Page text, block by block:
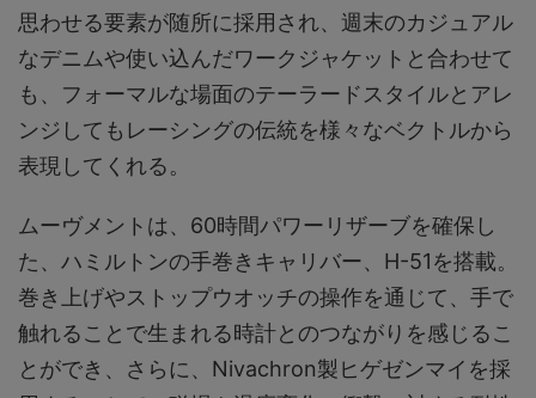
思わせる要素が随所に採用され、週末のカジュアル
なデニムや使い込んだワークジャケットと合わせて
も、フォーマルな場面のテーラードスタイルとアレ
ンジしてもレーシングの伝統を様々なベクトルから
表現してくれる。
ムーヴメントは、60時間パワーリザーブを確保し
た、ハミルトンの手巻きキャリバー、H-51を搭載。
巻き上げやストップウオッチの操作を通じて、手で
触れることで生まれる時計とのつながりを感じるこ
とができ、さらに、Nivachron製ヒゲゼンマイを採